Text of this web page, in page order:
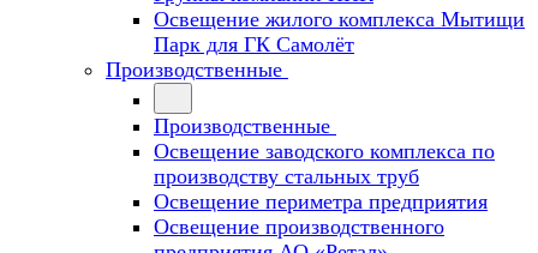
Освещение жилого комплекса Мытищи
Парк для ГК Самолёт
Производственные
Производственные
Освещение заводского комплекса по
производству стальных труб
Освещение периметра предприятия
Освещение производственного